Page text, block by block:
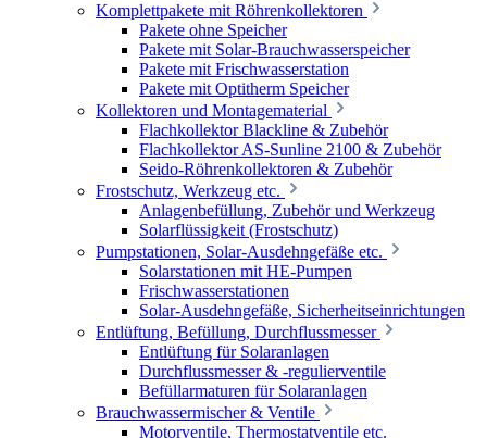
Komplettpakete mit Röhrenkollektoren
Pakete ohne Speicher
Pakete mit Solar-Brauchwasserspeicher
Pakete mit Frischwasserstation
Pakete mit Optitherm Speicher
Kollektoren und Montagematerial
Flachkollektor Blackline & Zubehör
Flachkollektor AS-Sunline 2100 & Zubehör
Seido-Röhrenkollektoren & Zubehör
Frostschutz, Werkzeug etc.
Anlagenbefüllung, Zubehör und Werkzeug
Solarflüssigkeit (Frostschutz)
Pumpstationen, Solar-Ausdehngefäße etc.
Solarstationen mit HE-Pumpen
Frischwasserstationen
Solar-Ausdehngefäße, Sicherheitseinrichtungen
Entlüftung, Befüllung, Durchflussmesser
Entlüftung für Solaranlagen
Durchflussmesser & -regulierventile
Befüllarmaturen für Solaranlagen
Brauchwassermischer & Ventile
Motorventile, Thermostatventile etc.